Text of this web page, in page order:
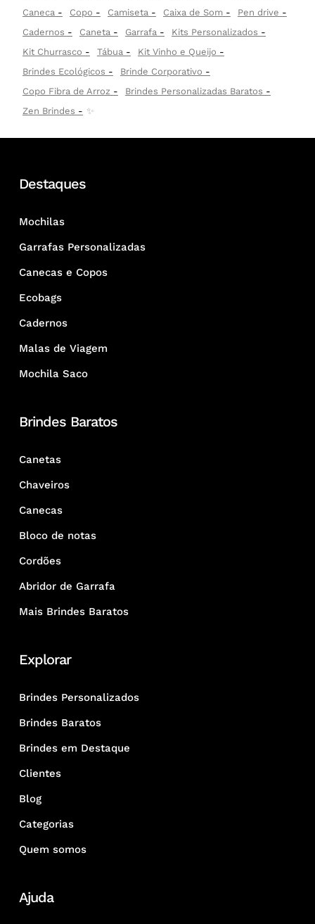
Caneca
Copo Camiseta Caixa de Som
Pen drive
Cadernos
Caneta Garrafa
Kits Personalizados
Kit Churrasco
Tábua
Kit Vinho e Queijo
Brindes Ecológicos
Brinde Corporativo
Copo Fibra de Arroz
Brindes Personalizadas Baratos
Zen Brindes
✨
Destaques
Mochilas
Garrafas Personalizadas
Canecas e Copos
Ecobags
Cadernos
Malas de Viagem
Mochila Saco
Brindes Baratos
Canetas
Chaveiros
Canecas
Bloco de notas
Cordões
Abridor de Garrafa
Mais Brindes Baratos
Explorar
Brindes Personalizados
Brindes Baratos
Brindes em Destaque
Clientes
Blog
Categorias
Quem somos
Ajuda